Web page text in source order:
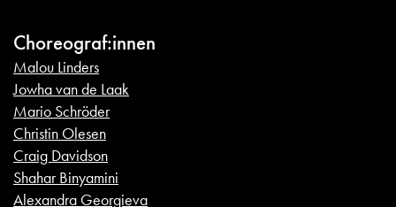
Choreograf:innen
Malou Linders
Jowha van de Laak
Mario Schröder
Christin Olesen
Craig Davidson
Shahar Binyamini
Alexandra Georgieva